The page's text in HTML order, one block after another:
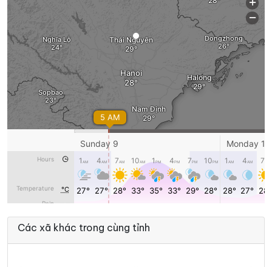
Các xã khác trong cùng tỉnh